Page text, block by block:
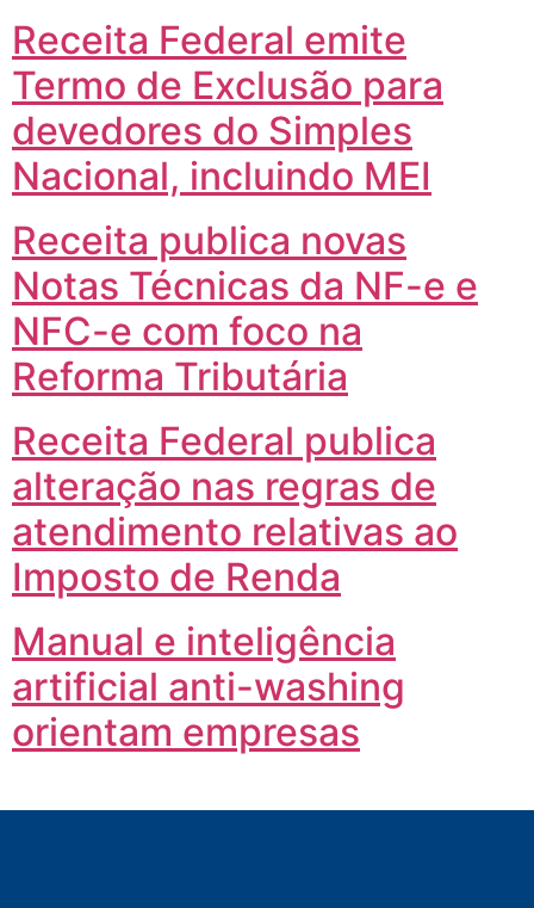
Receita Federal emite
Termo de Exclusão para
devedores do Simples
Nacional, incluindo MEI
Receita publica novas
Notas Técnicas da NF-e e
NFC-e com foco na
Reforma Tributária
Receita Federal publica
alteração nas regras de
atendimento relativas ao
Imposto de Renda
Manual e inteligência
artificial anti-washing
orientam empresas